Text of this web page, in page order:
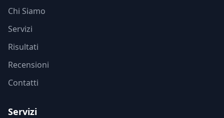
Chi Siamo
Servizi
Risultati
Recensioni
Contatti
Servizi